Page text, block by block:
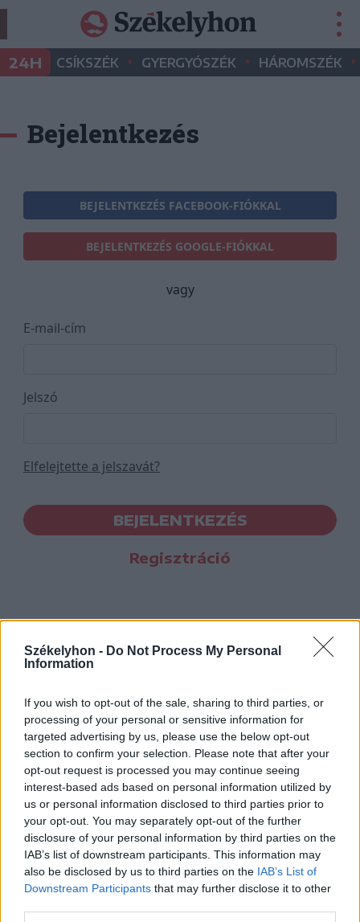
Székelyhon - Do Not Process My Personal
Information
If you wish to opt-out of the sale, sharing to third parties, or
processing of your personal or sensitive information for
targeted advertising by us, please use the below opt-out
section to confirm your selection. Please note that after your
opt-out request is processed you may continue seeing
interest-based ads based on personal information utilized by
us or personal information disclosed to third parties prior to
your opt-out. You may separately opt-out of the further
disclosure of your personal information by third parties on the
IAB’s list of downstream participants. This information may
also be disclosed by us to third parties on the IAB’s List of
Downstream Participants that may further disclose it to other
24H CSÍKSZÉK • GYERGYÓSZÉK • HÁROMSZÉK •
Bejelentkezés
BEJELENTKEZÉS FACEBOOK-FIÓKKAL
BEJELENTKEZÉS GOOGLE-FIÓKKAL
vagy
E-mail-cím
Jelszó
Elfelejtette a jelszavát?
BEJELENTKEZÉS
Regisztráció
Hasznos
Impresszum
Szerzői jogok
Adatvédelmi tájékoztató
Cookie-kezelési tájékoztató
Hozzászólási szabályzat
Nyomtatott lapjaink archívuma